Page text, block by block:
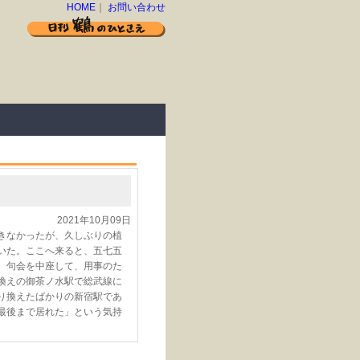
HOME お問い合わせ
2021年10月09日
なかったが、久しぶりの植
た。ここへ来ると、五七五
句会を中座して、用事のた
えの御茶ノ水駅で総武線に
換えたばかりの新宿駅であ
後まで居れた」という気持